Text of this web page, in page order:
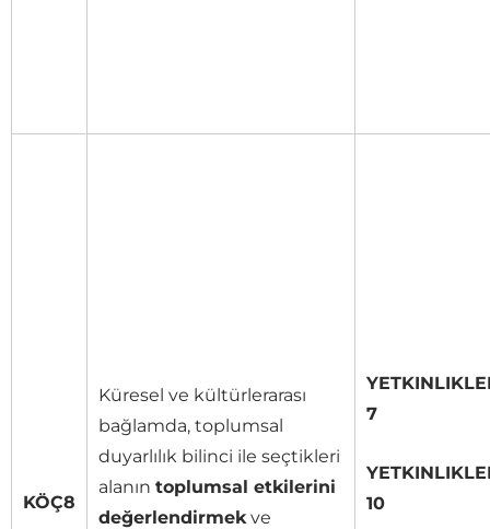
KÖÇ8
Küresel ve kültürlerarası
bağlamda, toplumsal
duyarlılık bilinci ile seçtikleri
alanın toplumsal etkilerini
değerlendirmekve
7
10